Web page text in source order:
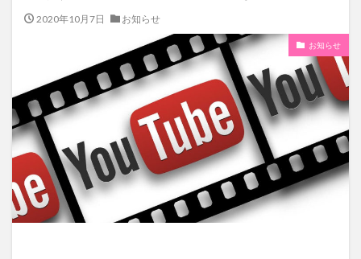
2020年10月7日 お知らせ
お知らせ